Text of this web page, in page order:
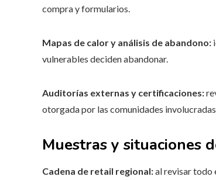
compra y formularios.
Mapas de calor y análisis de abandono:
vulnerables deciden abandonar.
Auditorías externas y certificaciones:
otorgada por las comunidades
Muestras y situaciones
Cadena de retail regional:al revisar todo